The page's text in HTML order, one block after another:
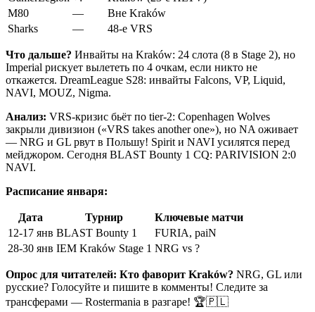
M80
—
Вне Kraków
Sharks
— 48-е VRS
Что дальше? Инвайты на Kraków: 24 слота (8 в Stage 2), но
Imperial рискует вылететь по 4 очкам, если никто не
откажется. DreamLeague S28: инвайты Falcons, VP, Liquid,
NAVI, MOUZ, Nigma.
Анализ: VRS-кризис бьёт по tier-2: Copenhagen Wolves
закрыли дивизион («VRS takes another one»), но NA оживает
— NRG и GL рвут в Польшу! Spirit и NAVI усилятся перед
мейджором. Сегодня BLAST Bounty 1 CQ: PARIVISION 2:0
NAVI.
Расписание января:
Дата Турнир
Ключевые матчи
12-17 янв BLAST Bounty 1
FURIA, paiN
28-30 янв IEM Kraków Stage 1 NRG vs ?
Опрос для читателей: Кто фаворит Kraków? NRG, GL или
русские? Голосуйте и пишите в комменты! Следите за
трансферами — Rostermania в разгаре! 🏆🇵🇱